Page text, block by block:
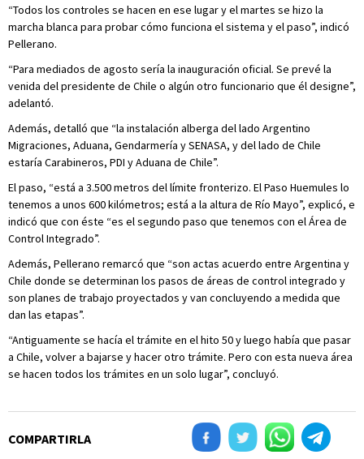
“Todos los controles se hacen en ese lugar y el martes se hizo la
marcha blanca para probar cómo funciona el sistema y el paso”, indicó
Pellerano.
“Para mediados de agosto sería la inauguración oficial. Se prevé la
venida del presidente de Chile o algún otro funcionario que él designe”,
adelantó.
Además, detalló que “la instalación alberga del lado Argentino
Migraciones, Aduana, Gendarmería y SENASA, y del lado de Chile
estaría Carabineros, PDI y Aduana de Chile”.
El paso, “está a 3.500 metros del límite fronterizo. El Paso Huemules lo
tenemos a unos 600 kilómetros; está a la altura de Río Mayo”, explicó, e
indicó que con éste “es el segundo paso que tenemos con el Área de
Control Integrado”.
Además, Pellerano remarcó que “son actas acuerdo entre Argentina y
Chile donde se determinan los pasos de áreas de control integrado y
son planes de trabajo proyectados y van concluyendo a medida que
dan las etapas”.
“Antiguamente se hacía el trámite en el hito 50 y luego había que pasar
a Chile, volver a bajarse y hacer otro trámite. Pero con esta nueva área
se hacen todos los trámites en un solo lugar”, concluyó.
COMPARTIRLA